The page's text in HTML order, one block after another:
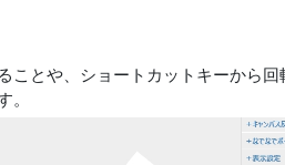
ことや、ショートカットキーから
。